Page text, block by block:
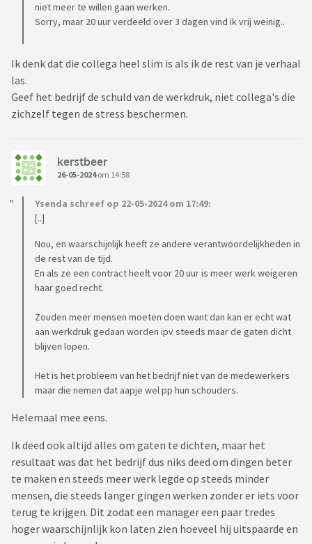
niet meer te willen gaan werken.
Sorry, maar 20 uur verdeeld over 3 dagen vind ik vrij weinig..
Ik denk dat die collega heel slim is als ik de rest van je verhaal
las.
Geef het bedrijf de schuld van de werkdruk, niet collega's die
zichzelf tegen de stress beschermen.
kerstbeer
26-05-2024om 14:58
Ysenda schreef op 22-05-2024 om 17:49:
[..]
Nou, en waarschijnlijk heeft ze andere verantwoordelijkheden in
de rest van de tijd.
En als ze een contract heeft voor 20 uur is meer werk weigeren
haar goed recht.
Zouden meer mensen moeten doen want dan kan er echt wat
aan werkdruk gedaan worden ipv steeds maar de gaten dicht
blijven lopen.
Het is het probleem van het bedrijf niet van de medewerkers
maar die nemen dat aapje wel pp hun schouders.
Helemaal mee eens.
Ik deed ook altijd alles om gaten te dichten, maar het
resultaat was dat het bedrijf dus niks deed om dingen beter
te maken en steeds meer werk legde op steeds minder
mensen, die steeds langer gingen werken zonder er iets voor
terug te krijgen. Dit zodat een manager een paar tredes
hoger waarschijnlijk kon laten zien hoeveel hij uitspaarde en